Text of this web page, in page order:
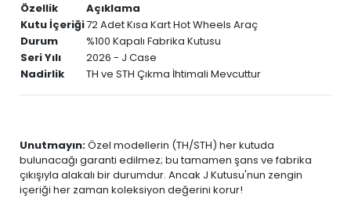
Özellik
Açıklama
Kutu İçeriği72 Adet Kısa Kart Hot Wheels Araç
Durum
%100 Kapalı Fabrika Kutusu
Seri Yılı
2026 - J Case
Nadirlik
TH ve STH Çıkma İhtimali Mevcuttur
Unutmayın:Özel modellerin (TH/STH) her kutuda
bulunacağı garanti edilmez; bu tamamen şans ve fabrika
çıkışıyla alakalı bir durumdur. Ancak J Kutusu'nun zengin
içeriği her zaman koleksiyon değerini korur!